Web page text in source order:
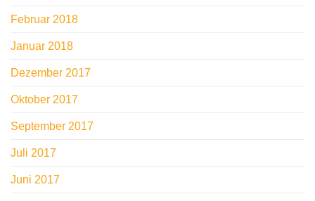
Februar 2018
Januar 2018
Dezember 2017
Oktober 2017
September 2017
Juli 2017
Juni 2017